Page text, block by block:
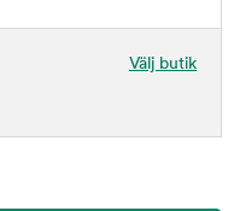
Välj butik